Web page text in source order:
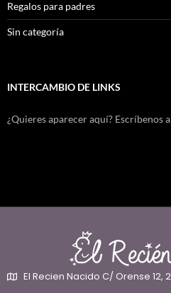
Regalos para padres
Sin categoría
INTERCAMBIO DE LINKS
¿Quieres aparecer aquí? Escríbenos
El Recien Nacido C/ Orense 12,